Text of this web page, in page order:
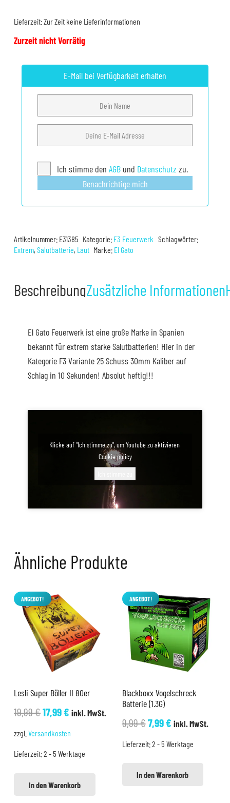
Lieferzeit:Zur Zeit keine Lieferinformationen
Zurzeit nicht Vorrätig
E-Mail bei Verfügbarkeit erhalten
Ich stimme denAGB und Datenschutz zu.
Benachrichtige mich
Artikelnummer: E31385 Kategorie: F3 Feuerwerk Schlagwörter:
Extrem, Salutbatterie, Laut Marke: El Gato
BeschreibungZusätzliche Informationen
El Gato Feuerwerk ist eine große Marke in Spanien
bekannt für extrem starke Salutbatterien! Hier in der
Kategorie F3 Variante 25 Schuss 30mm Kaliber auf
Schlag in 10 Sekunden! Absolut heftig!!!
Klicke auf "Ich stimme zu", um Youtube zu aktivieren
Cookie policy
Ähnliche Produkte
ANGEBOT!
Lesli Super Böller II 80er
19,99€Ursprünglicher
19,99 €
17,99€Aktueller
17,99 €.
inkl. MwSt.
zzgl. Versandkosten
Lieferzeit:2 - 5 Werktage
In den Warenkorb
ANGEBOT!
Blackboxx Vogelschreck
Batterie (1.3G)
9,99€Ursprünglicher
7,99€Aktueller
inkl. MwSt.
Lieferzeit:2 - 5 Werktage
In den Warenkorb